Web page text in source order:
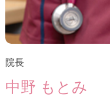
院長
中野 もとみ